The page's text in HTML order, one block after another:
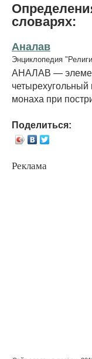
словарях:
Аналав
Энциклопедия
АНАЛАВ —
монаха при
Поделиться:
Реклама